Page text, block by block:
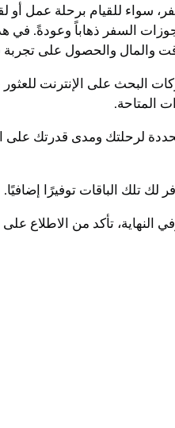
للقيام برحلة عمل أو
السفر ذهاباً وعودةً. في
والمال والحصول على
على الإنترنت
لرحلتك ومدى قدرتك على
تلك الباقات توفيرًا إضافيًا.
تأكد من الاطلاع